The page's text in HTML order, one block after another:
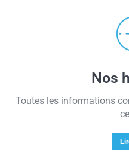
Nos
Toutes les informations